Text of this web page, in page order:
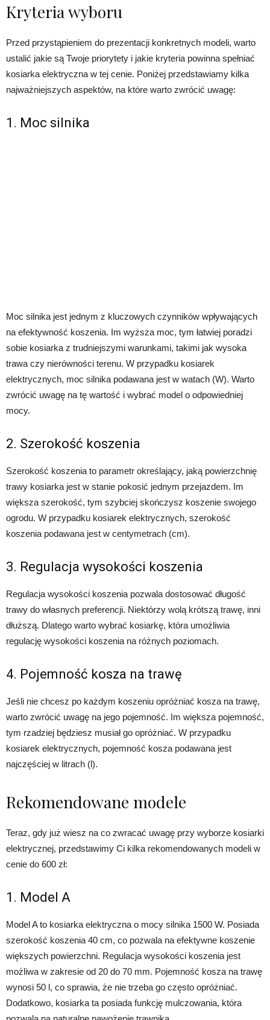
Kryteria wyboru
Przed przystąpieniem do prezentacji konkretnych modeli, warto
ustalić jakie są Twoje priorytety i jakie kryteria powinna spełniać
kosiarka elektryczna w tej cenie. Poniżej przedstawiamy kilka
najważniejszych aspektów, na które warto zwrócić uwagę:
1. Moc silnika
Moc silnika jest jednym z kluczowych czynników wpływających
na efektywność koszenia. Im wyższa moc, tym łatwiej poradzi
sobie kosiarka z trudniejszymi warunkami, takimi jak wysoka
trawa czy nierówności terenu. W przypadku kosiarek
elektrycznych, moc silnika podawana jest w watach (W). Warto
zwrócić uwagę na tę wartość i wybrać model o odpowiedniej
mocy.
2. Szerokość koszenia
Szerokość koszenia to parametr określający, jaką powierzchnię
trawy kosiarka jest w stanie pokosić jednym przejazdem. Im
większa szerokość, tym szybciej skończysz koszenie swojego
ogrodu. W przypadku kosiarek elektrycznych, szerokość
koszenia podawana jest w centymetrach (cm).
3. Regulacja wysokości koszenia
Regulacja wysokości koszenia pozwala dostosować długość
trawy do własnych preferencji. Niektórzy wolą krótszą trawę, inni
dłuższą. Dlatego warto wybrać kosiarkę, która umożliwia
regulację wysokości koszenia na różnych poziomach.
4. Pojemność kosza na trawę
Jeśli nie chcesz po każdym koszeniu opróżniać kosza na trawę,
warto zwrócić uwagę na jego pojemność. Im większa pojemność,
tym rzadziej będziesz musiał go opróżniać. W przypadku
kosiarek elektrycznych, pojemność kosza podawana jest
najczęściej w litrach (l).
Rekomendowane modele
Teraz, gdy już wiesz na co zwracać uwagę przy wyborze kosiarki
elektrycznej, przedstawimy Ci kilka rekomendowanych modeli w
cenie do 600 zł:
1. Model A
Model A to kosiarka elektryczna o mocy silnika 1500 W. Posiada
szerokość koszenia 40 cm, co pozwala na efektywne koszenie
większych powierzchni. Regulacja wysokości koszenia jest
możliwa w zakresie od 20 do 70 mm. Pojemność kosza na trawę
wynosi 50 l, co sprawia, że nie trzeba go często opróżniać.
Dodatkowo, kosiarka ta posiada funkcję mulczowania, która